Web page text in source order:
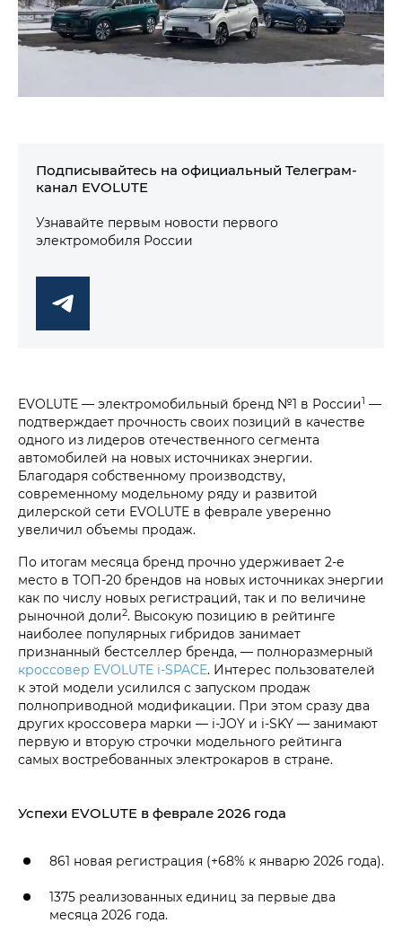
Подписывайтесь на официальный Телеграм-
канал EVOLUTE
Узнавайте первым новости первого
электромобиля России
EVOLUTE — электромобильный бренд №1 в России1 —
подтверждает прочность своих позиций в качестве
одного из лидеров отечественного сегмента
автомобилей на новых источниках энергии.
Благодаря собственному производству,
современному модельному ряду и развитой
дилерской сети EVOLUTE в феврале уверенно
увеличил объемы продаж.
По итогам месяца бренд прочно удерживает 2-е
место в ТОП-20 брендов на новых источниках энергии
как по числу новых регистраций, так и по величине
рыночной доли2. Высокую позицию в рейтинге
наиболее популярных гибридов занимает
признанный бестселлер бренда, — полноразмерный
кроссовер EVOLUTE i‑SPACE. Интерес пользователей
к этой модели усилился с запуском продаж
полноприводной модификации. При этом сразу два
других кроссовера марки — i‑JOY и i‑SKY — занимают
первую и вторую строчки модельного рейтинга
самых востребованных электрокаров в стране.
Успехи EVOLUTE в феврале 2026 года
861 новая регистрация (+68% к январю 2026 года).
1375 реализованных единиц за первые два
месяца 2026 года.